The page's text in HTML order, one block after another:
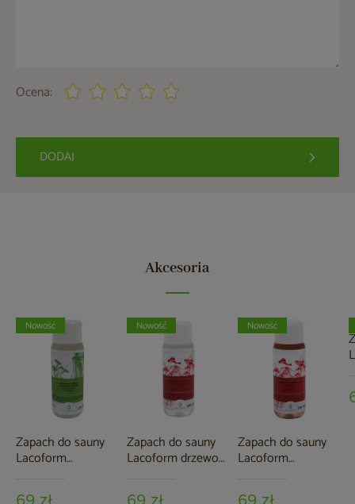
Ocena:
DODAJ
Akcesoria
Zapach do sauny
Lacoform
250 ml
Nowość
Zapach do sauny
Lacoform drzewo
Nowość
Zapach do sauny
Lacoform
Nowość